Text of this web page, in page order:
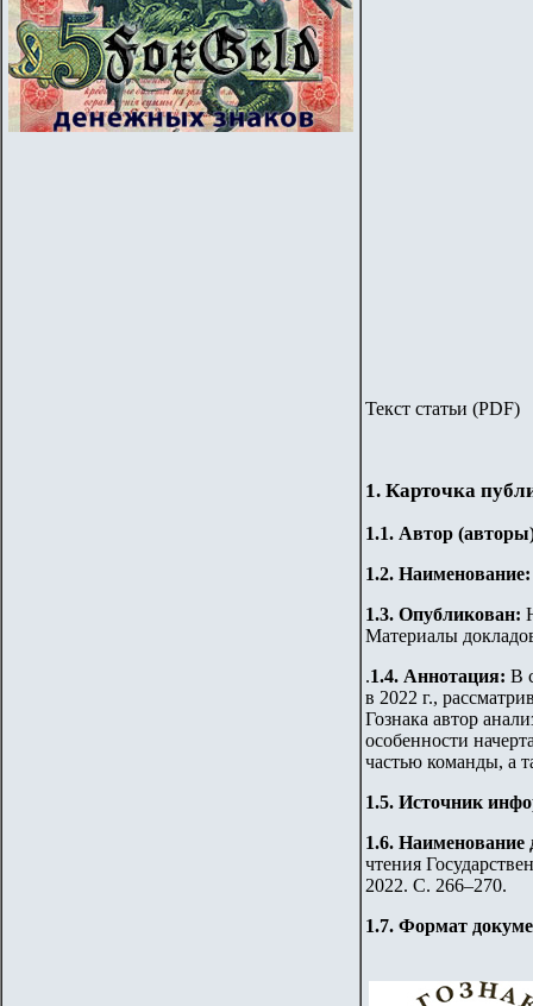
Текст статьи (PDF)
1. Карточка
1.1. Автор
1.2.
1.3. Опубликован:
Материалы
.1.4. Аннотация: В
в 2022 г.,
Гознака автор
особенности
частью команды, а
1.5. Источник
1.6. Наименование
чтения
2022. С. 266–270.
1.7. Формат